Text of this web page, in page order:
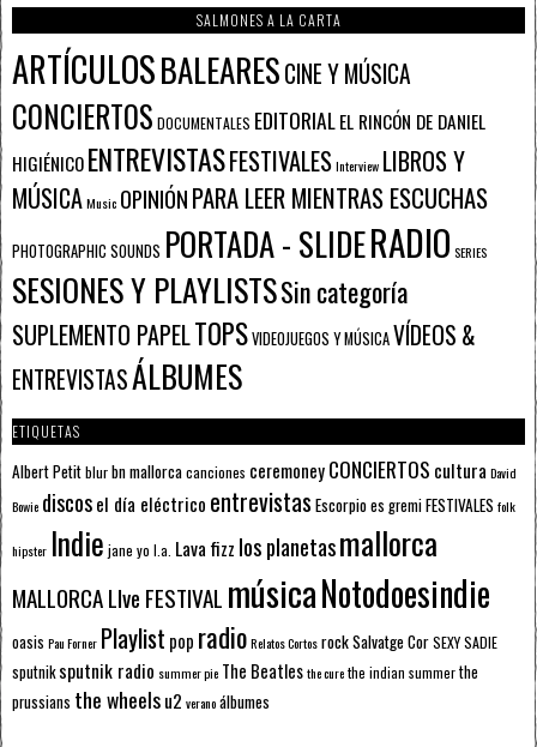
SALMONES A LA CARTA
ARTÍCULOSBALEARESCINE Y MÚSICA
CONCIERTOS DOCUMENTALES EDITORIALEL RINCÓN DE DANIEL
HIGIÉNICOENTREVISTASFESTIVALESInterview LIBROS Y
MÚSICAMusic OPINIÓNPARA LEER MIENTRAS ESCUCHAS
PHOTOGRAPHIC SOUNDS PORTADA - SLIDERADIO SERIES
SESIONES Y PLAYLISTSSin categoría
SUPLEMENTO PAPELTOPSVIDEOJUEGOS Y MÚSICAVÍDEOS &
ENTREVISTASÁLBUMES
ETIQUETAS
Albert Petitblurbn mallorcacanciones ceremoneyCONCIERTOS cultura David
Bowie discosel día eléctrico entrevistas Escorpioes gremiFESTIVALES folk
hipster Indie jane yo l.a. Lava fizz los planetasmallorca
MALLORCA LIve FESTIVAL músicaNotodoesindie
oasis Pau Forner Playlist pop radioRelatos CortosrockSalvatge CorSEXY SADIE
sputnik sputnik radio summer pie The Beatlesthe curethe indian summerthe
prussians the wheelsu2 veranoálbumes